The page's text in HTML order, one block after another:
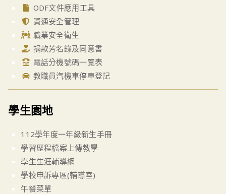
ODF文件應用工具
資通安全管理
職業安全衛生
捐款芳名錄及同意書
電話分機號碼一覽表
教職員汽機車停車登記
學生園地
112學年度一年級新生手冊
學習歷程檔案上傳教學
學生生涯輔導網
學校申訴專區(輔導室)
午餐菜單